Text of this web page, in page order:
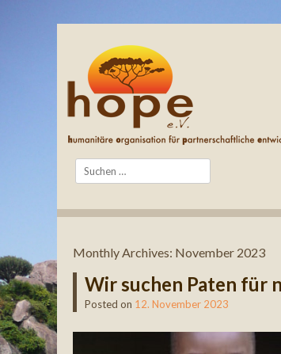
Search
Monthly Archives: November 2023
Wir suchen Paten für
Posted on 12. November 2023